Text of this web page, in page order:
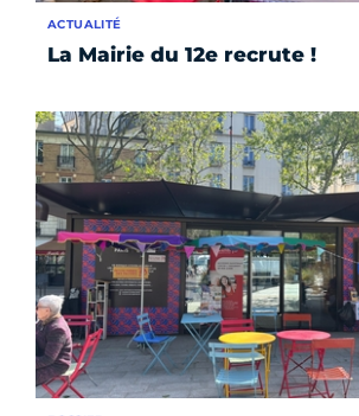
La Mairie du 12e recrute !
ACTUALITÉ